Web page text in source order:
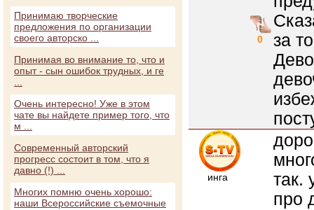
0
за
инга
так.
про
Принимаю творческие
предложения по организации
своего авторско ...
Принимая во внимание то, что и
опыт - сын ошибок трудных, и ге
Очень интересно! Уже в этом
чате вы найдете пример того, что
м ...
Современный авторский
прогресс состоит в том, что я
давно (!) ...
Многих помню очень хорошо:
наши Всероссийские съемочные